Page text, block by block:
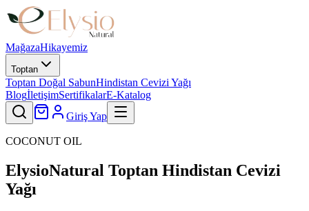
MağazaHikayemiz
Toptan
Toptan Doğal SabunHindistan Cevizi Yağı
BlogİletişimSertifikalarE-Katalog
Giriş Yap
COCONUT OIL
ElysioNatural Toptan Hindistan Cevizi
Yağı